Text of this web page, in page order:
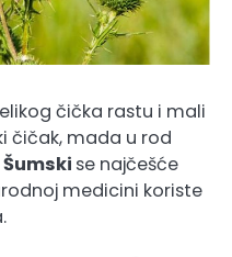
čička rastu i mali
čičak, mada u rod
Šumski se najčešće
medicini koriste